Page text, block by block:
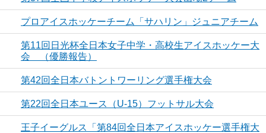
プロアイスホッケーチーム「サハリン」ジュニアチーム
第11回日光杯全日本女子中学・高校生アイスホッケー大
会 （優勝報告）
第42回全日本バトントワーリング選手権大会
第22回全日本ユース（U-15）フットサル大会
王子イーグルス「第84回全日本アイスホッケー選手権大